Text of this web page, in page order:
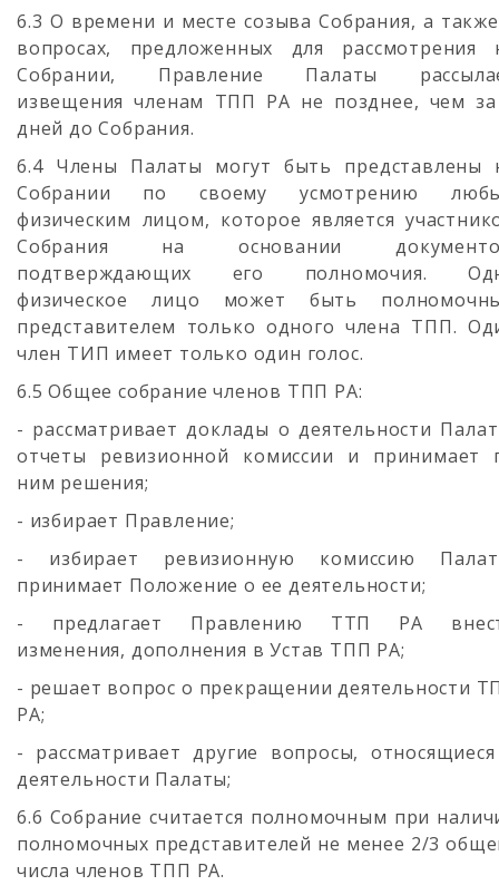
6.3 О времени и месте созыва Собрания, а
вопросах, предложенных для рассмотрения
Собрании, Правление Палаты
извещения членам ТПП РА не позднее, чем
дней до Собрания.
6.4 Члены Палаты могут быть представлены
Собрании по своему усмотрению
физическим лицом, которое является
Собрания на основании
подтверждающих его полномочия.
физическое лицо может быть
представителем только одного члена ТПП.
член ТИП имеет только один голос.
6.5 Общее собрание членов ТПП РА:
- рассматривает доклады о деятельности
отчеты ревизионной комиссии и принимает
ним решения;
- избирает Правление;
- избирает ревизионную комиссию
принимает Положение о ее деятельности;
- предлагает Правлению ТТП РА
изменения, дополнения в Устав ТПП РА;
- решает вопрос о прекращении деятельности
РА;
- рассматривает другие вопросы,
деятельности Палаты;
6.6 Собрание считается полномочным при
полномочных представителей не менее 2/3
числа членов ТПП РА.